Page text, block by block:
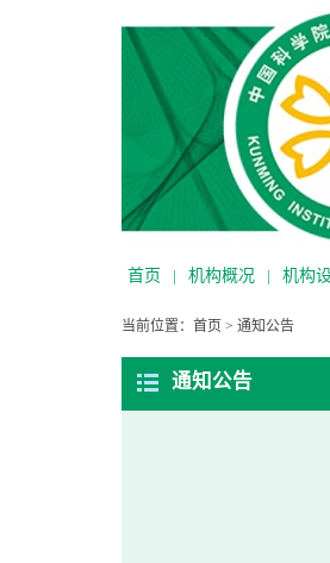
首页 | 机构概况 | 机构
当前位置： 首页 > 通知公告
通知公告